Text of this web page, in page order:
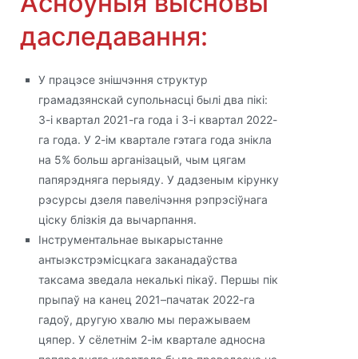
даследавання:
У працэсе знішчэння структур
грамадзянскай супольнасці былі два пікі:
3-і квартал 2021-га года і 3-і квартал 2022-
га года. У 2-ім квартале гэтага года знікла
на 5% больш арганізацый, чым цягам
папярэдняга перыяду. У дадзеным кірунку
рэсурсы дзеля павелічэння рэпрэсіўнага
ціску блізкія да вычарпання.
Інструментальнае выкарыстанне
антыэкстрэмісцкага заканадаўства
таксама зведала некалькі пікаў. Першы пік
прыпаў на канец 2021–пачатак 2022-га
гадоў, другую хвалю мы перажываем
цяпер. У сёлетнім 2-ім квартале адносна